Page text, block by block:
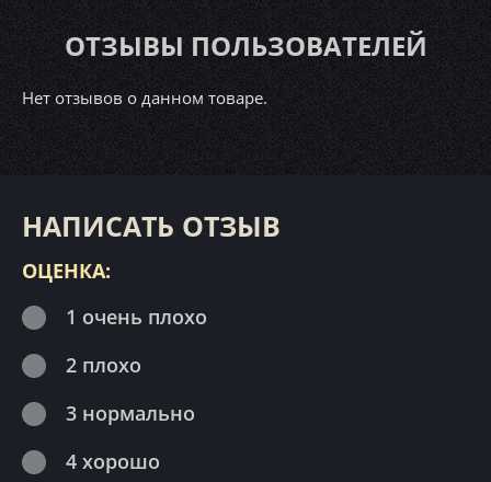
ОТЗЫВЫ ПОЛЬЗОВАТЕЛЕЙ
Нет отзывов о данном товаре.
НАПИСАТЬ ОТЗЫВ
ОЦЕНКА:
1 очень плохо
2 плохо
3 нормально
4 хорошо